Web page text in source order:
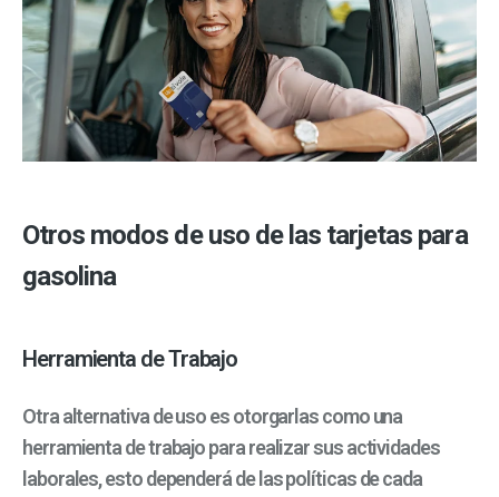
Otros modos de uso de las tarjetas para
gasolina
Herramienta de Trabajo
Otra alternativa de uso es otorgarlas como una
herramienta de trabajo para realizar sus actividades
laborales, esto dependerá de las políticas de cada